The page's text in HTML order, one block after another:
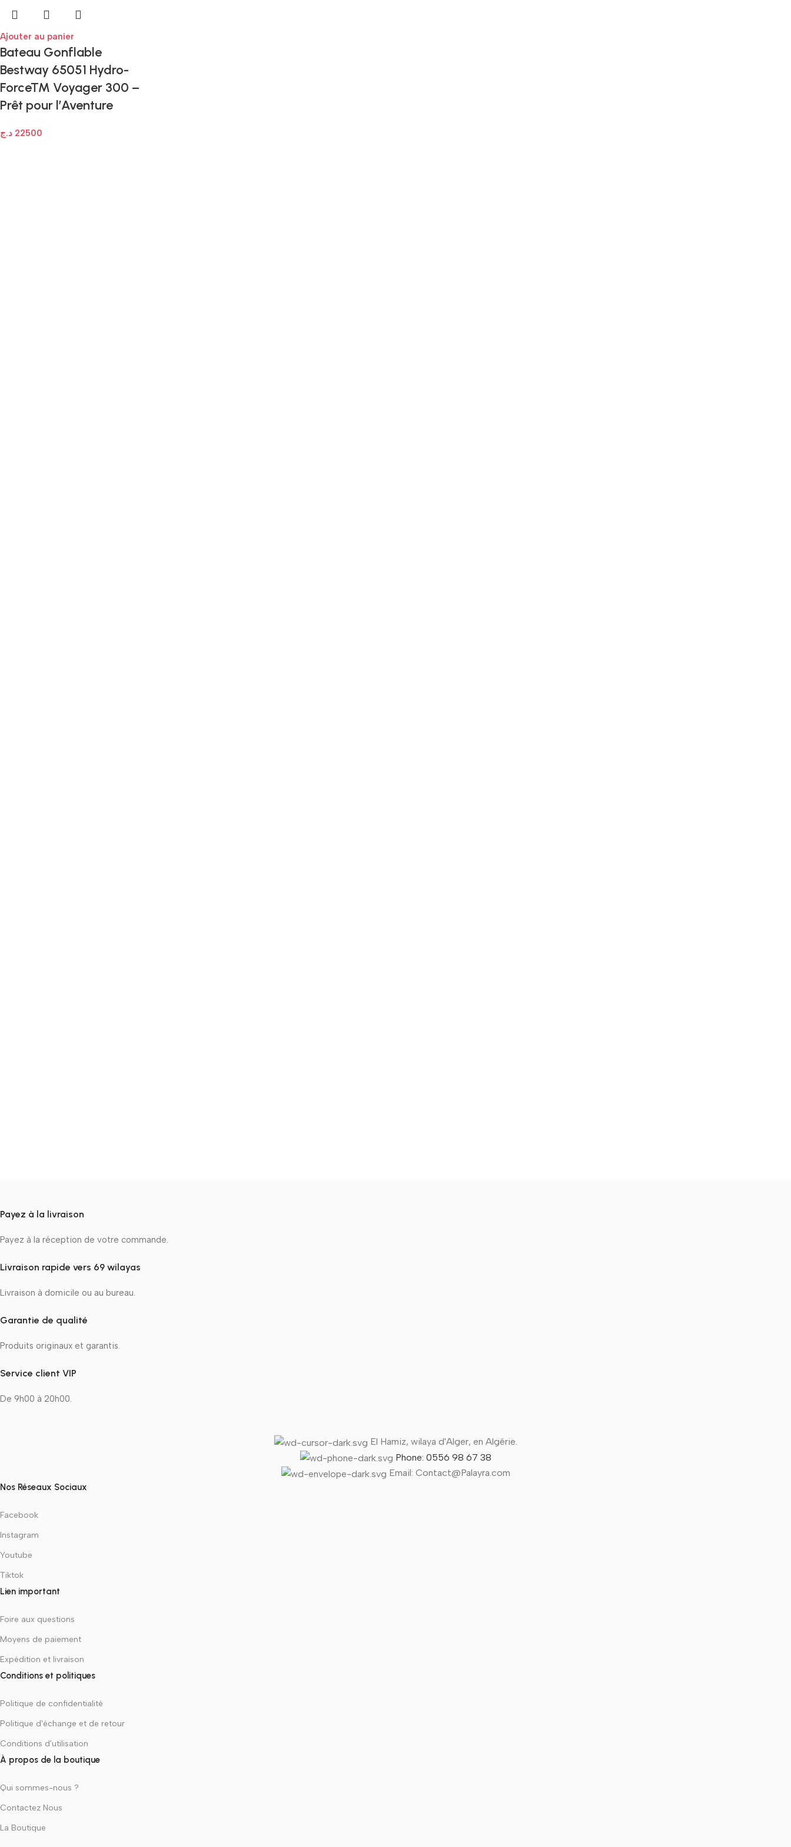
Ajouter au panier
Bateau Gonflable
Bestway 65051 Hydro-
Force™ Voyager 300 –
Prêt pour l’Aventure
22500 د.ج
Payez à la livraison
Payez à la réception de votre commande.
Livraison rapide vers 69 wilayas
Livraison à domicile ou au bureau.
Garantie de qualité
Produits originaux et garantis.
Service client VIP
De 9h00 à 20h00.
El Hamiz, wilaya d'Alger, en Algérie.
Phone: 0556 98 67 38
Email: Contact@Palayra.com
Nos Réseaux Sociaux
Facebook
Instagram
Youtube
Tiktok
Lien important
Foire aux questions
Moyens de paiement
Expédition et livraison
Conditions et politiques
Politique de confidentialité
Politique d'échange et de retour
Conditions d'utilisation
À propos de la boutique
Qui sommes-nous ?
Contactez Nous
La Boutique